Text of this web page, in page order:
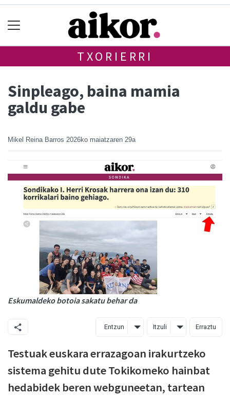
TXORIERRI
Sinpleago, baina mamia
galdu gabe
Mikel Reina Barros 2026ko maiatzaren 29a
Eskumaldeko botoia sakatu behar da
Entzun Itzuli Erraztu
Testuak euskara errazagoan irakurtzeko
sistema gehitu dute Tokikomeko hainbat
hedabidek beren webguneetan, tartean